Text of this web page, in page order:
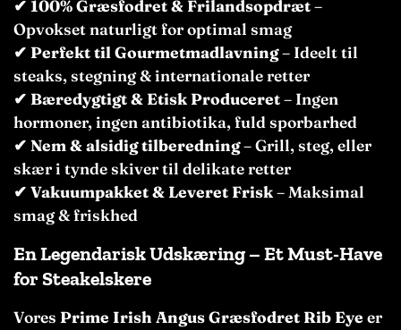
✔ 100% Græsfodret & Frilandsopdræt–
Opvokset naturligt for optimal smag
✔ Perfekt til Gourmetmadlavning– Ideelt til
steaks, stegning & internationale retter
✔ Bæredygtigt & Etisk Produceret– Ingen
hormoner, ingen antibiotika, fuld sporbarhed
✔ Nem & alsidig tilberedning– Grill, steg, eller
skær i tynde skiver til delikate retter
✔ Vakuumpakket & Leveret Frisk– Maksimal
smag & friskhed
En Legendarisk Udskæring – Et Must-Have
for Steakelskere
Vores Prime Irish Angus Græsfodret Rib Eye er